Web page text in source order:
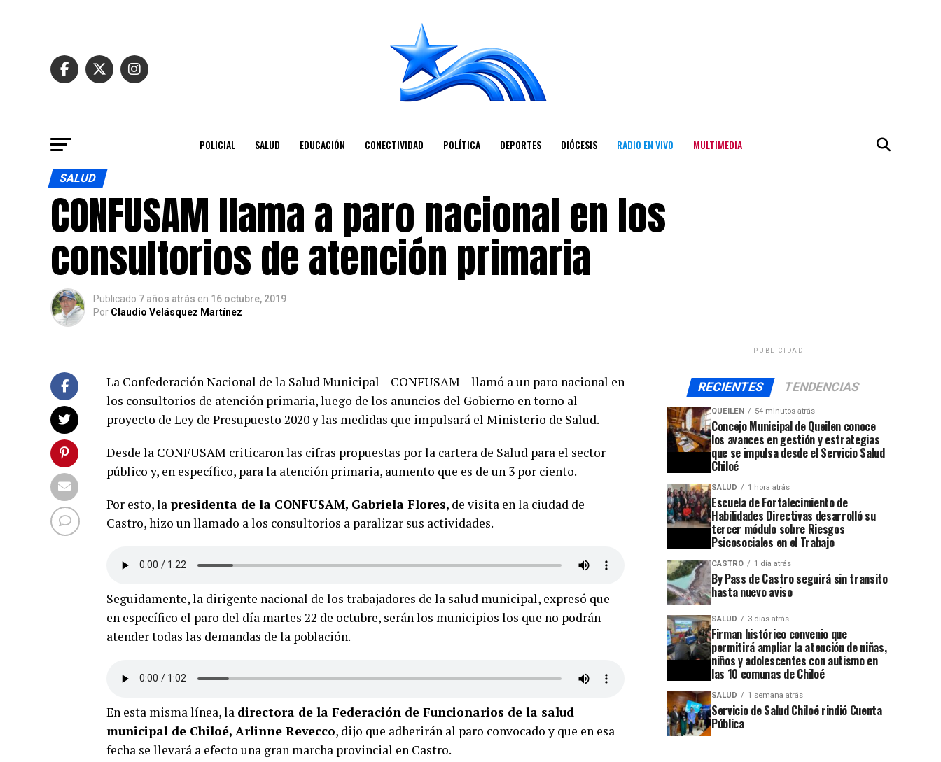
POLICIAL SALUD EDUCACIÓN CONECTIVIDAD POLÍTICA DEPORTES DIÓCESIS RADIO EN VIVO MULTIMEDIA
SALUD
CONFUSAM llama a paro nacional en los
consultorios de atención primaria
Publicado 7 años atrás en 16 octubre, 2019
Por Claudio Velásquez Martínez
La Confederación Nacional de la Salud Municipal – CONFUSAM – llamó a un paro nacional en
los consultorios de atención primaria, luego de los anuncios del Gobierno en torno al
proyecto de Ley de Presupuesto 2020 y las medidas que impulsará el Ministerio de Salud.
Desde la CONFUSAM criticaron las cifras propuestas por la cartera de Salud para el sector
público y, en específico, para la atención primaria, aumento que es de un 3 por ciento.
Por esto, la presidenta de la CONFUSAM, Gabriela Flores, de visita en la ciudad de
Castro, hizo un llamado a los consultorios a paralizar sus actividades.
Seguidamente, la dirigente nacional de los trabajadores de la salud municipal, expresó que
en específico el paro del día martes 22 de octubre, serán los municipios los que no podrán
atender todas las demandas de la población.
En esta misma línea, la directora de la Federación de Funcionarios de la salud
municipal de Chiloé, Arlinne Revecco, dijo que adherirán al paro convocado y que en esa
fecha se llevará a efecto una gran marcha provincial en Castro.
PUBLICIDAD
RECIENTES TENDENCIAS
QUEILEN 54 minutos atrás
Concejo Municipal de Queilen conoce
los avances en gestión y estrategias
que se impulsa desde el Servicio Salud
Chiloé
SALUD 1 hora atrás
Escuela de Fortalecimiento de
Habilidades Directivas desarrolló su
tercer módulo sobre Riesgos
Psicosociales en el Trabajo
CASTRO 1 día atrás
By Pass de Castro seguirá sin transito
hasta nuevo aviso
SALUD 3 días atrás
Firman histórico convenio que
permitirá ampliar la atención de niñas,
niños y adolescentes con autismo en
las 10 comunas de Chiloé
SALUD 1 semana atrás
Servicio de Salud Chiloé rindió Cuenta
Pública